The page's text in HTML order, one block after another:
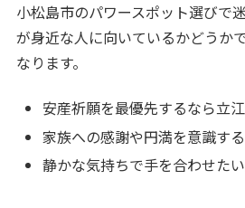
小松島市のパワースポット選びで
が身近な人に向いているかどうか
なります。
安産祈願を最優先するなら立
家族への感謝や円満を意識す
静かな気持ちで手を合わせた